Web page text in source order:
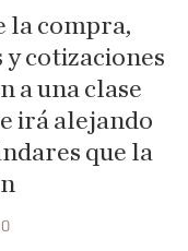
la compra,
cotizaciones
a una clase
irá alejando
que la